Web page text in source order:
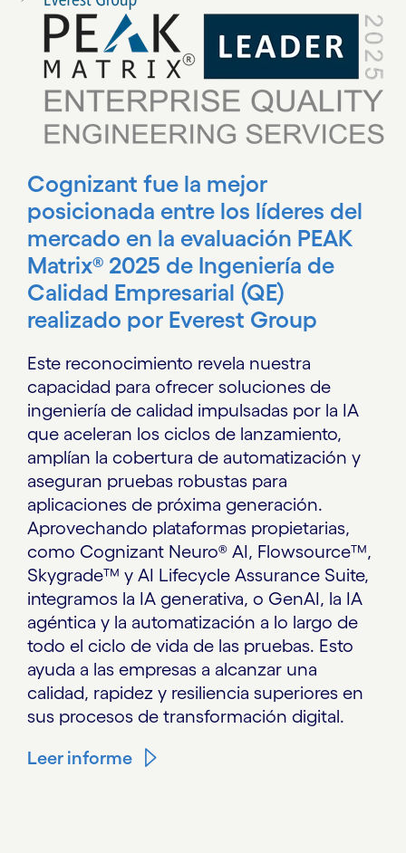
Cognizant fue la mejor
posicionada entre los líderes del
mercado en la evaluación PEAK
Matrix® 2025 de Ingeniería de
Calidad Empresarial (QE)
realizado por Everest Group
Este reconocimiento revela nuestra
capacidad para ofrecer soluciones de
ingeniería de calidad impulsadas por la IA
que aceleran los ciclos de lanzamiento,
amplían la cobertura de automatización y
aseguran pruebas robustas para
aplicaciones de próxima generación.
Aprovechando plataformas propietarias,
como Cognizant Neuro® AI, Flowsource™,
Skygrade™ y AI Lifecycle Assurance Suite,
integramos la IA generativa, o GenAI, la IA
agéntica y la automatización a lo largo de
todo el ciclo de vida de las pruebas. Esto
ayuda a las empresas a alcanzar una
calidad, rapidez y resiliencia superiores en
sus procesos de transformación digital.
Leer informe